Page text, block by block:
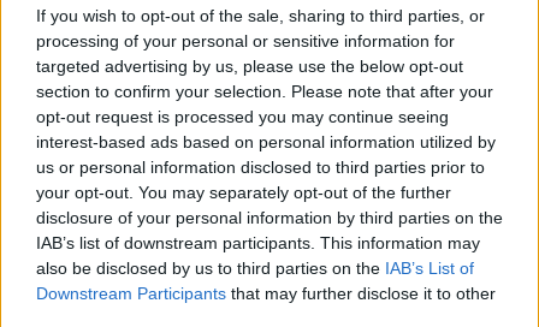
If you wish to opt-out of the sale, sharing to third parties, or
processing of your personal or sensitive information for
targeted advertising by us, please use the below opt-out
section to confirm your selection. Please note that after your
opt-out request is processed you may continue seeing
interest-based ads based on personal information utilized by
us or personal information disclosed to third parties prior to
your opt-out. You may separately opt-out of the further
disclosure of your personal information by third parties on the
IAB’s list of downstream participants. This information may
also be disclosed by us to third parties on the IAB’s List of
Downstream Participants that may further disclose it to other
στίβου, που αναδείχθηκαν στην Πάτρα και κατάφεραν
να διακριθούν εντός και εκτός συνόρων. Οι αθλητές και
αθλήτριες είχαν ένθερμη συνομιλία με την πρόεδρο του
ΣΕΓΑΣ για τον στίβο γενικά και τον αθλητισμό της Πάτρας
ειδικότερα. ΗΑντωνία Στεργίου, ο Κώστας
Παπαζαφείρης, ο Νίκος Κουβαράς, ο Φώτης
Μπούρκουλας, ο Γιάννης Δαγκόγλου, ο Κώστας
Μπούσιας και ο Μαραθωνοδρόμος Νίκος
Αργυρόπουλος, που έκλεισε την εκδήλωση εκφράζοντας
τη μεγάλη του χαρά και την αισιοδοξία του ότι η
συνεργασία αυτή θα ωθήσει την αθλητική ανάπτυξη της